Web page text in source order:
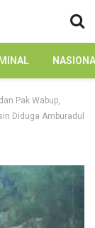
Pak Wabup,
Diduga Amburadul